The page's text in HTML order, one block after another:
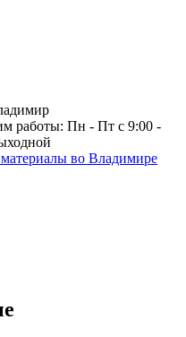
работы: Пн - Пт с 9:00 -
во Владимире